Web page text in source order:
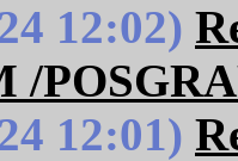
12:02)
/
12:01)